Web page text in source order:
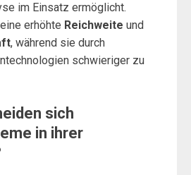
im Einsatz ermöglicht.
erhöhte Reichweite und
, während sie durch
schwieriger zu
sich
in ihrer